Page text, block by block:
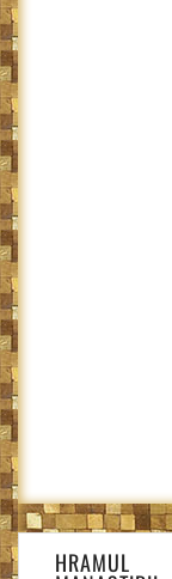
Navigare
HRAMUL